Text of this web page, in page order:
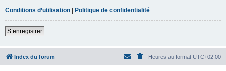
Conditions d’utilisation | Politique de confidentialité
S’enregistrer
Index du forum Heures au format UTC+02:00